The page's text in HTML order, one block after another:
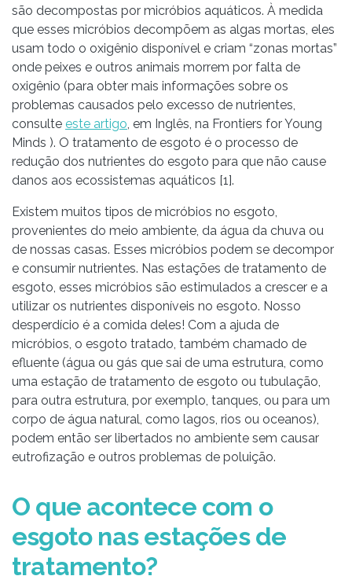
são decompostas por micróbios aquáticos. À medida
que esses micróbios decompõem as algas mortas, eles
usam todo o oxigênio disponível e criam “zonas mortas”
onde peixes e outros animais morrem por falta de
oxigênio (para obter mais informações sobre os
problemas causados ​​pelo excesso de nutrientes,
consulte este artigo, em Inglês, na Frontiers for Young
Minds ). O tratamento de esgoto é o processo de
redução dos nutrientes do esgoto para que não cause
danos aos ecossistemas aquáticos [1].
Existem muitos tipos de micróbios no esgoto,
provenientes do meio ambiente, da água da chuva ou
de nossas casas. Esses micróbios podem se decompor
e consumir nutrientes. Nas estações de tratamento de
esgoto, esses micróbios são estimulados a crescer e a
utilizar os nutrientes disponíveis no esgoto. Nosso
desperdício é a comida deles! Com a ajuda de
micróbios, o esgoto tratado, também chamado de
efluente (água ou gás que sai de uma estrutura, como
uma estação de tratamento de esgoto ou tubulação,
para outra estrutura, por exemplo, tanques, ou para um
corpo de água natural, como lagos, rios ou oceanos),
podem então ser libertados no ambiente sem causar
eutrofização e outros problemas de poluição.
O que acontece com o
esgoto nas estações de
tratamento?